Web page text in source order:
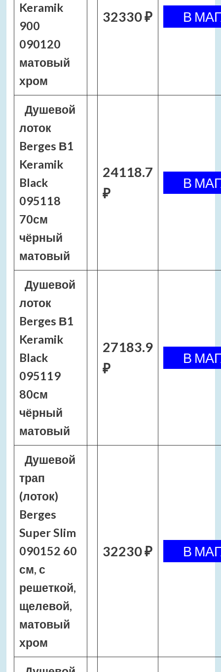
Keramik
900
090120
матовый
хром
32330 ₽
Душевой
лоток
Berges В1
Keramik
Black
095118
70см
чёрный
матовый
24118.7
₽
Душевой
лоток
Berges В1
Keramik
Black
095119
80см
чёрный
матовый
27183.9
₽
Душевой
трап
(лоток)
Berges
Super Slim
090152 60
см, с
решеткой,
щелевой,
матовый
хром
32230 ₽